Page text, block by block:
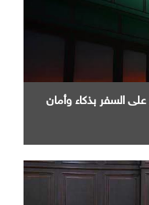
السفر بذكاء وأمان